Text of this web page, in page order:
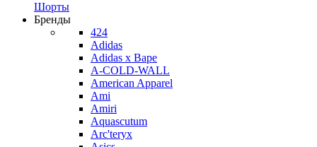
Шорты
Бренды
424
Adidas
Adidas x Bape
A-COLD-WALL
American Apparel
Ami
Amiri
Aquascutum
Arc'teryx